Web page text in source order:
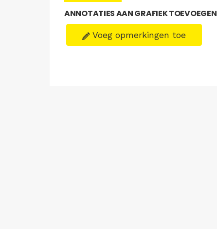
ANNOTATIES AAN GRAFIEK TOEVOEGEN
Voeg opmerkingen toe